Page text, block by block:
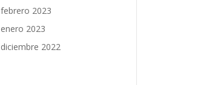
febrero 2023
enero 2023
diciembre 2022